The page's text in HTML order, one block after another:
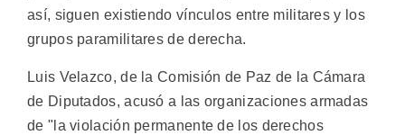
así, siguen existiendo vínculos entre militares y los
grupos paramilitares de derecha.
Luis Velazco, de la Comisión de Paz de la Cámara
de Diputados, acusó a las organizaciones armadas
de "la violación permanente de los derechos